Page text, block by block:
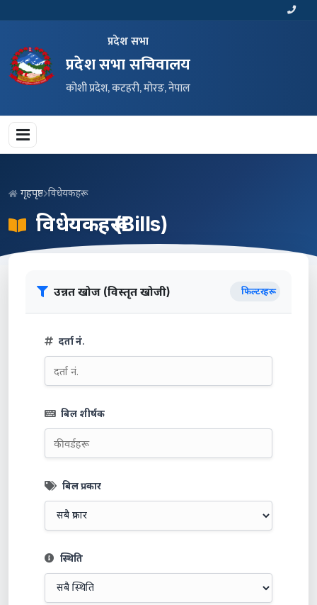
प्रदेश सभा
प्रदेश सभा सचिवालय
कोशी प्रदेश, कटहरी, मोरङ, नेपाल
गृहपृष्ठ विधेयकहरू
विधेयकहरू (Bills)
उन्नत खोज (विस्तृत खोजी) फिल्टरहरू
दर्ता नं.
बिल शीर्षक
बिल प्रकार
स्थिति